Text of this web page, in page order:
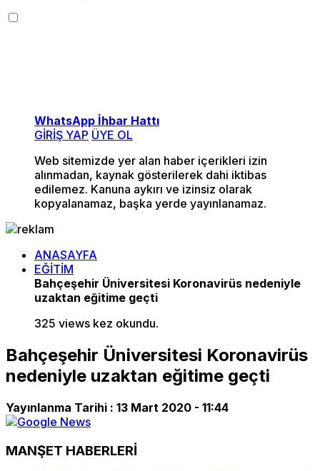
WhatsApp İhbar Hattı
GİRİŞ YAP ÜYE OL
Web sitemizde yer alan haber içerikleri izin
alınmadan, kaynak gösterilerek dahi iktibas
edilemez. Kanuna aykırı ve izinsiz olarak
kopyalanamaz, başka yerde yayınlanamaz.
ANASAYFA
EĞİTİM
Bahçeşehir Üniversitesi Koronavirüs nedeniyle
uzaktan eğitime geçti
325 views kez okundu.
Bahçeşehir Üniversitesi Koronavirüs
nedeniyle uzaktan eğitime geçti
Yayınlanma Tarihi : 13 Mart 2020 - 11:44
MANŞET HABERLERİ